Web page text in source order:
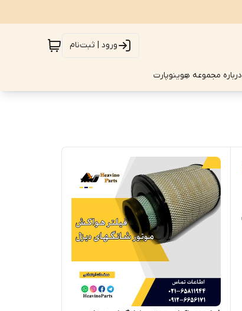
ورود | ثبت‌نام
درباره مجموعه هِوینوپارت